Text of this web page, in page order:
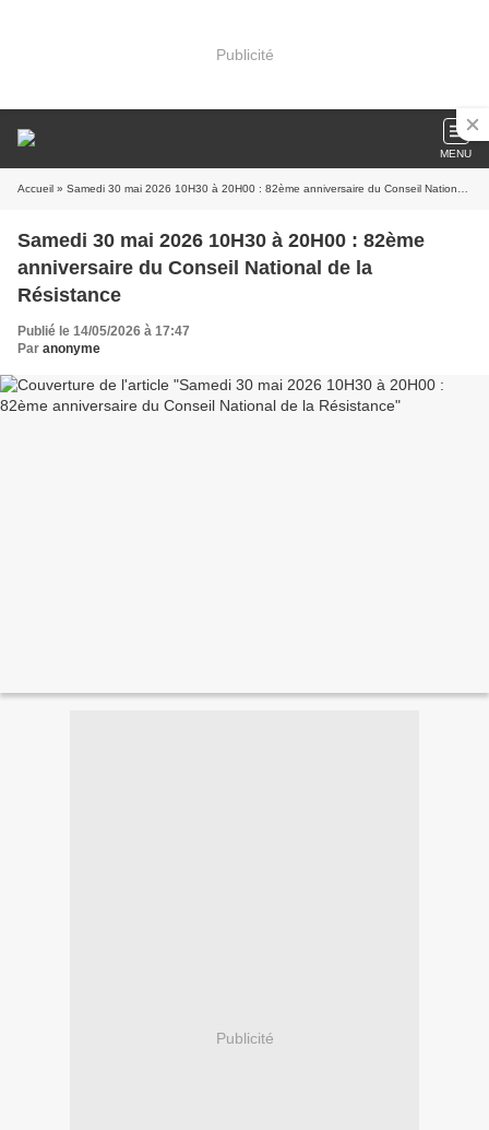
Publicité
MENU
Accueil » Samedi 30 mai 2026 10H30 à 20H00 : 82ème anniversaire du Conseil National de la Résistance
Samedi 30 mai 2026 10H30 à 20H00 : 82ème
anniversaire du Conseil National de la
Résistance
Publié le 14/05/2026 à 17:47
Par anonyme
Publicité